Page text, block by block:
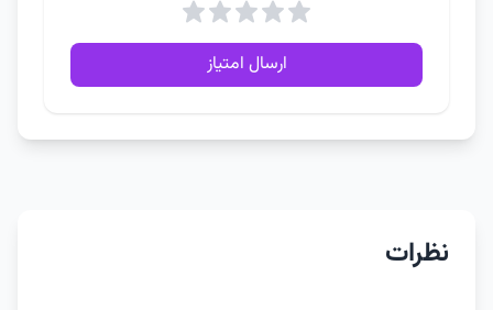
ارسال امتیاز
نظرات